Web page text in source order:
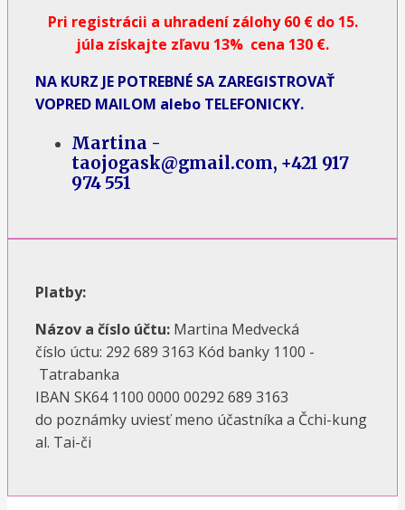
Pri registrácii a uhradení zálohy 60 € do 15.
júla získajte zľavu 13% cena 130 €.
NA KURZ JE POTREBNÉ SA ZAREGISTROVAŤ
VOPRED MAILOM alebo TELEFONICKY.
Martina -
taojogask@gmail.com, +421 917
974 551
Platby:
Názov a číslo účtu: Martina Medvecká
číslo úctu: 292 689 3163 Kód banky 1100 -
Tatrabanka
IBAN SK64 1100 0000 00292 689 3163
do poznámky uviesť meno účastníka a Čchi-kung
al. Tai-či